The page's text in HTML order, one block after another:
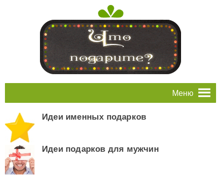
Меню
Идеи именных подарков
Идеи подарков для мужчин